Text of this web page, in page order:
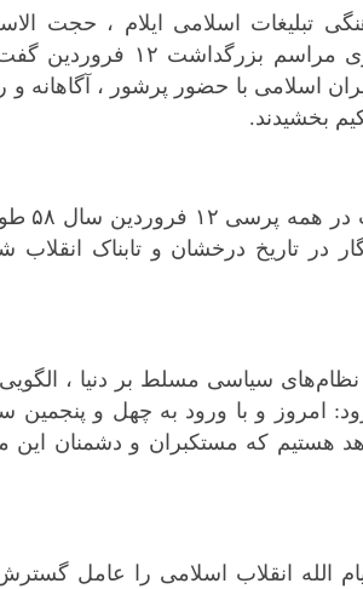
تبلیغات اسلامی ایلام ، حجت
نشست هماهنگی و برنامه ریزی
اسلامی با حضور پرشور ، آگاهانه و
بخشیدند.
وی
در تاریخ درخشان و تابناک انقلاب
سیاسی مسلط بر دنیا ،
امروز و با ورود به چهل و پنجمین
هستیم که مستکبران و دشمنان
الله انقلاب اسلامی را عامل